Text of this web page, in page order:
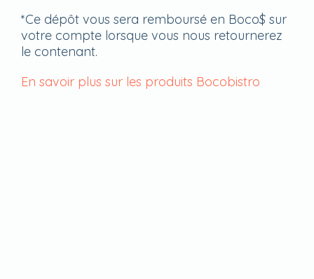
*Ce dépôt vous sera remboursé en Boco$ sur
votre compte lorsque vous nous retournerez
le contenant.
En savoir plus sur les produits Bocobistro